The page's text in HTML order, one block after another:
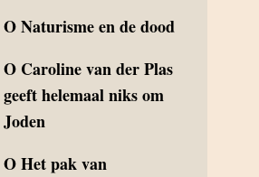
ONaturisme en de dood
O Caroline van der Plas
geeft helemaal niks om
Joden
OHet pak van